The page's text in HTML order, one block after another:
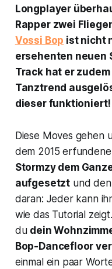
Longplayer
Rapper zwei
Vossi Bop ist nicht
ersehenten neuen
Track hat er
Tanztrend
dieser funktioniert!
Diese Moves gehen
dem 2015
Stormzy dem
aufgesetzt und
daran: Jeder kann
wie das Tutorial
du dein
Bop-Dancefloor
einmal ein paar